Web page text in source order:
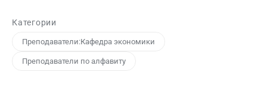
Категории
Преподаватели:Кафедра экономики
Преподаватели по алфавиту